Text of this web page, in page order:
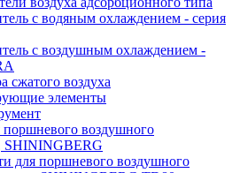
с водяным охлаждением - серия
с воздушным охлаждением -
сжатого воздуха
элементы
поршневого воздушного
SHININGBERG
для поршневого воздушного